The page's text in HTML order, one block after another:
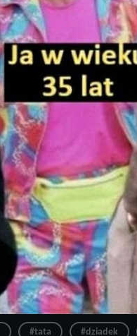
#tata #dziadek